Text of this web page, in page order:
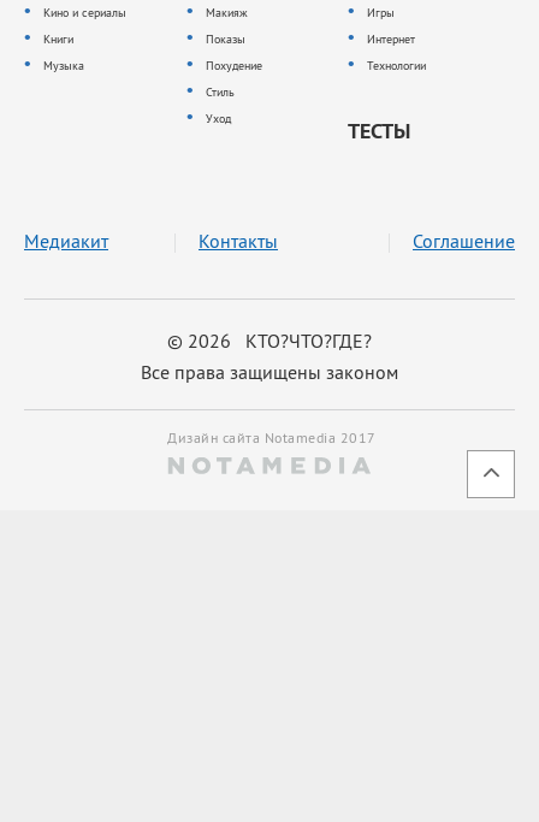
Кино и сериалы
Книги
Музыка
Макияж
Показы
Похудение
Стиль
Уход
Игры
Интернет
Технологии
ТЕСТЫ
© 2026 КТО?ЧТО?ГДЕ?
Все права защищены законом
Медиакит Контакты Соглашение
Дизайн сайта Notamedia 2017